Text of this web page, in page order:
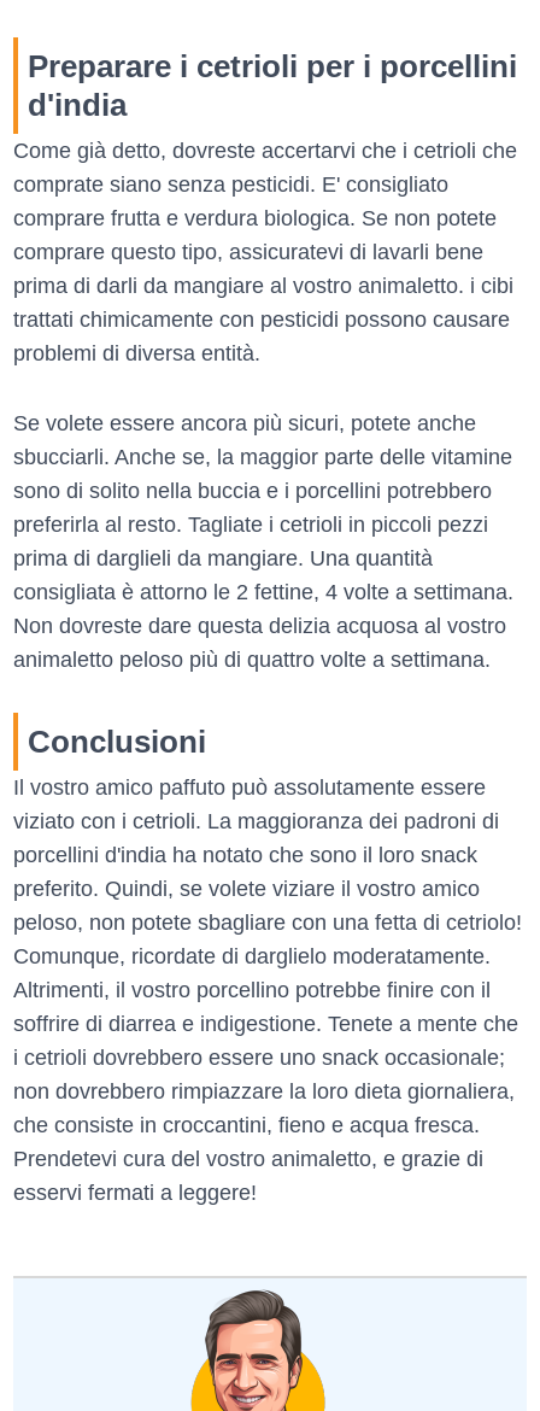
Preparare i cetrioli per i porcellini
d'india
Come già detto, dovreste accertarvi che i cetrioli che
comprate siano senza pesticidi. E' consigliato
comprare frutta e verdura biologica. Se non potete
comprare questo tipo, assicuratevi di lavarli bene
prima di darli da mangiare al vostro animaletto. i cibi
trattati chimicamente con pesticidi possono causare
problemi di diversa entità.
Se volete essere ancora più sicuri, potete anche
sbucciarli. Anche se, la maggior parte delle vitamine
sono di solito nella buccia e i porcellini potrebbero
preferirla al resto. Tagliate i cetrioli in piccoli pezzi
prima di darglieli da mangiare. Una quantità
consigliata è attorno le 2 fettine, 4 volte a settimana.
Non dovreste dare questa delizia acquosa al vostro
animaletto peloso più di quattro volte a settimana.
Conclusioni
Il vostro amico paffuto può assolutamente essere
viziato con i cetrioli. La maggioranza dei padroni di
porcellini d'india ha notato che sono il loro snack
preferito. Quindi, se volete viziare il vostro amico
peloso, non potete sbagliare con una fetta di cetriolo!
Comunque, ricordate di darglielo moderatamente.
Altrimenti, il vostro porcellino potrebbe finire con il
soffrire di diarrea e indigestione. Tenete a mente che
i cetrioli dovrebbero essere uno snack occasionale;
non dovrebbero rimpiazzare la loro dieta giornaliera,
che consiste in croccantini, fieno e acqua fresca.
Prendetevi cura del vostro animaletto, e grazie di
esservi fermati a leggere!